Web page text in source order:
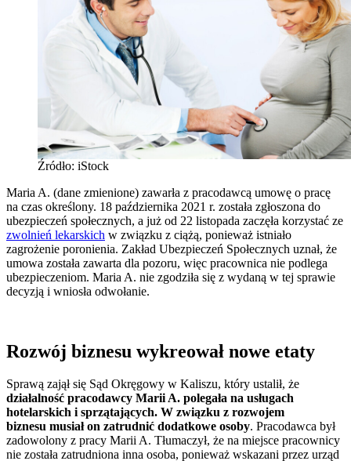
Źródło: iStock
Maria A. (dane zmienione) zawarła z pracodawcą umowę o pracę
na czas określony. 18 października 2021 r. została zgłoszona do
ubezpieczeń społecznych, a już od 22 listopada zaczęła korzystać ze
zwolnień lekarskich w związku z ciążą, ponieważ istniało
zagrożenie poronienia. Zakład Ubezpieczeń Społecznych uznał, że
umowa została zawarta dla pozoru, więc pracownica nie podlega
ubezpieczeniom. Maria A. nie zgodziła się z wydaną w tej sprawie
decyzją i wniosła odwołanie.
Rozwój biznesu wykreował nowe etaty
Sprawą zajął się Sąd Okręgowy w Kaliszu, który ustalił, że
działalność pracodawcy Marii A. polegała na usługach
hotelarskich i sprzątających. W związku z rozwojem
biznesu musiał on zatrudnić dodatkowe osoby. Pracodawca był
zadowolony z pracy Marii A. Tłumaczył, że na miejsce pracownicy
nie została zatrudniona inna osoba, ponieważ wskazani przez urząd